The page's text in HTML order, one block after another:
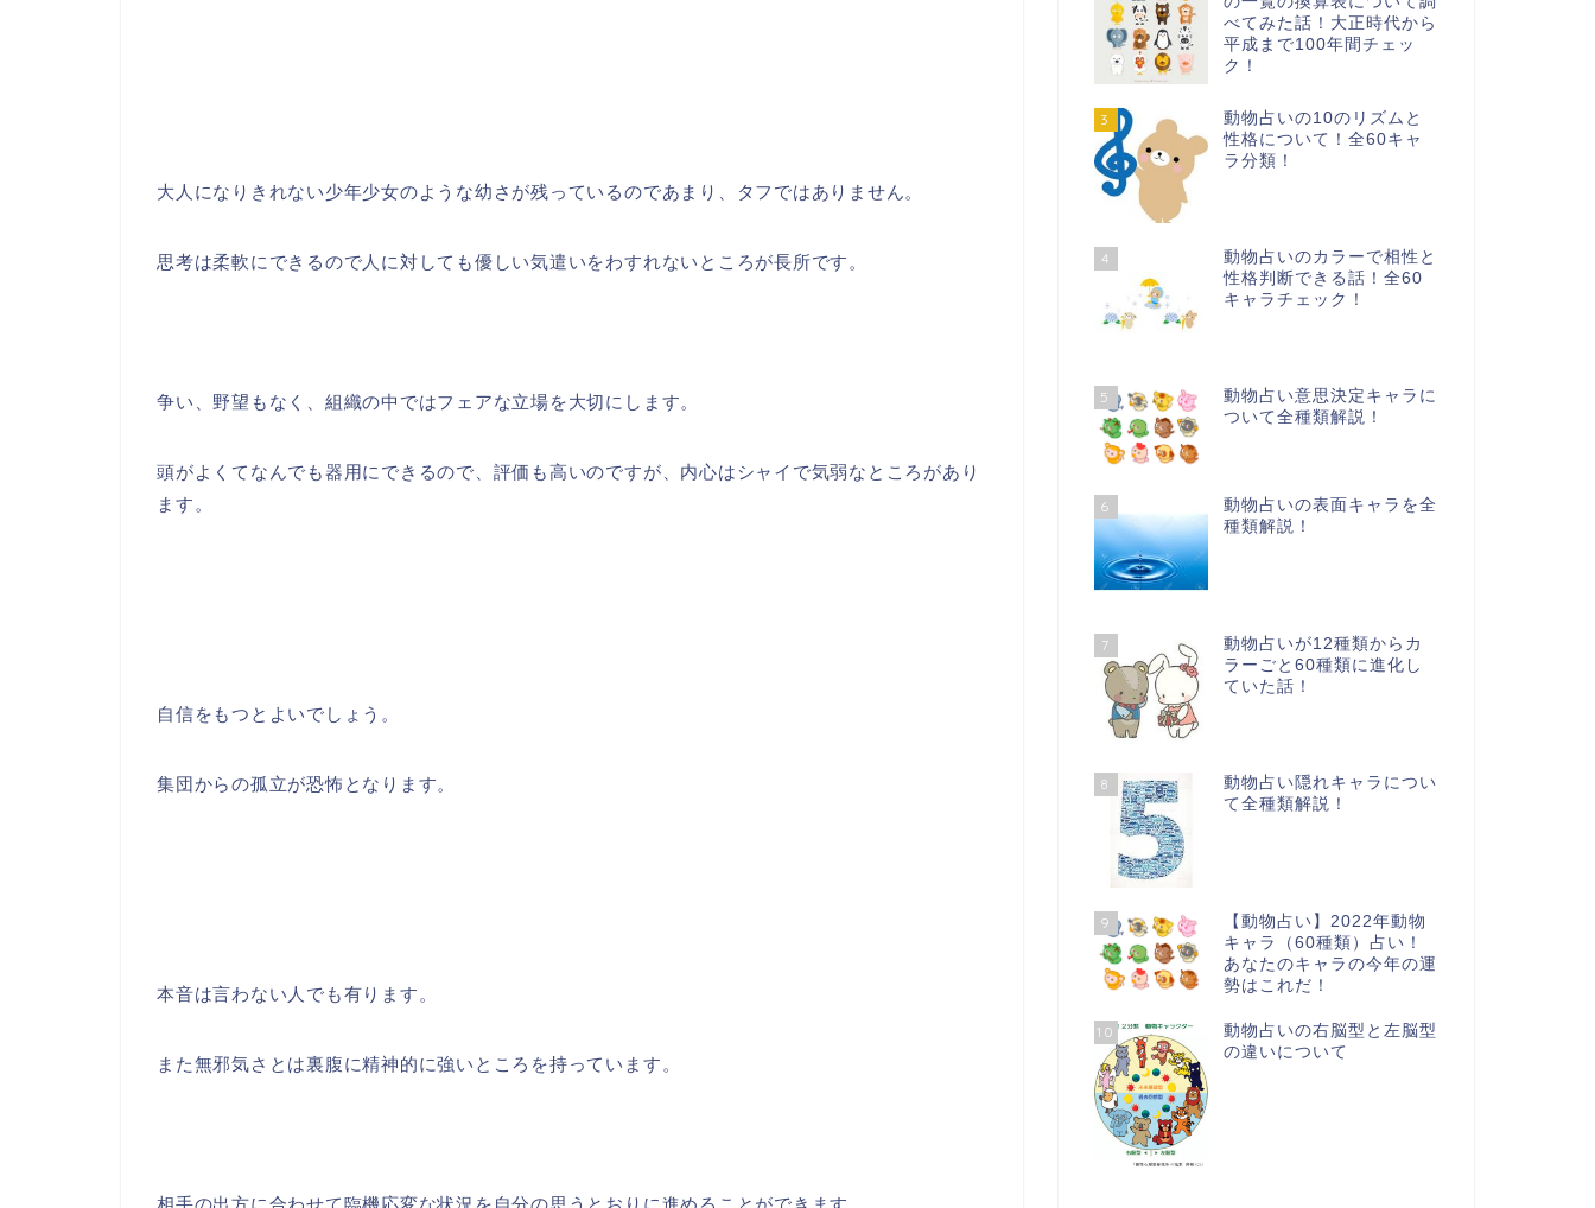
大人になりきれない少年少女のような幼さが残っているのであまり、タフではありません。
思考は柔軟にできるので人に対しても優しい気遣いをわすれないところが長所です。
争い、野望もなく、組織の中ではフェアな立場を大切にします。
頭がよくてなんでも器用にできるので、評価も高いのですが、内心はシャイで気弱なところがあり
ます。
自信をもつとよいでしょう。
集団からの孤立が恐怖となります。
本音は言わない人でも有ります。
また無邪気さとは裏腹に精神的に強いところを持っています。
べてみた話！大正時代から
平成まで100年間チェッ
ク！
3
動物占いの10のリズムと
性格について！全60キャ
ラ分類！
4
動物占いのカラーで相性と
性格判断できる話！全60
キャラチェック！
5
動物占い意思決定キャラに
ついて全種類解説！
6
動物占いの表面キャラを全
種類解説！
7
動物占いが12種類からカ
ラーごと60種類に進化し
ていた話！
8
動物占い隠れキャラについ
て全種類解説！
9
【動物占い】2022年動物
キャラ（60種類）占い！
あなたのキャラの今年の運
勢はこれだ！
10
動物占いの右脳型と左脳型
の違いについて